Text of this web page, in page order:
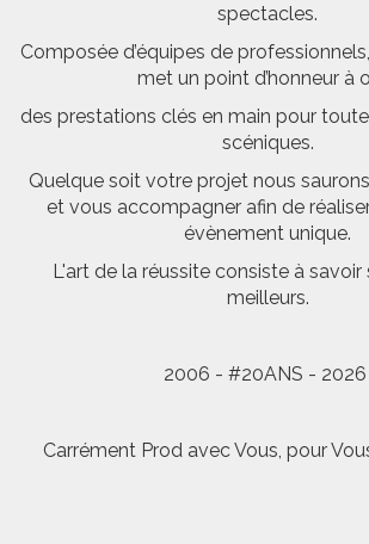
spectacles.
Composée d’équipes de
met un point d’honneur à
des prestations clés en main pour
scéniques.
Quelque soit votre projet nous
et vous accompagner afin de
évènement unique.
L'art de la réussite consiste à savoir
meilleurs.
2006 - #20ANS - 2026
Carrément Prod avec Vous, pour